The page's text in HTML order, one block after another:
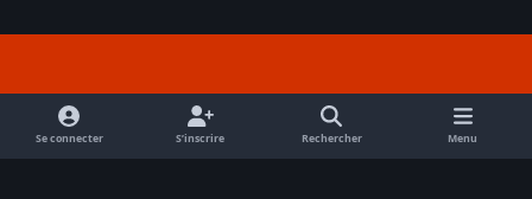
f
a
c
Se connecter S’inscrire Rechercher Menu